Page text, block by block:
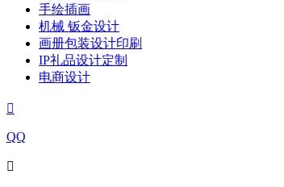
手绘插画
机械 钣金设计
画册包装设计印刷
IP礼品设计定制
电商设计

QQ
